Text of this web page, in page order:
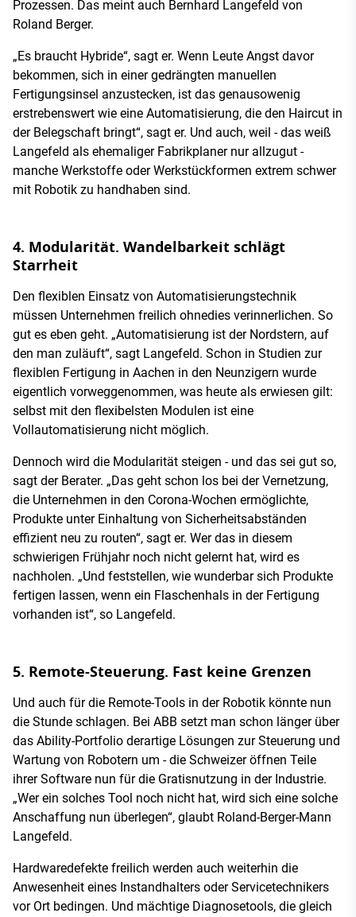
Prozessen. Das meint auch Bernhard Langefeld von
Roland Berger.
„Es braucht Hybride“, sagt er. Wenn Leute Angst davor
bekommen, sich in einer gedrängten manuellen
Fertigungsinsel anzustecken, ist das genausowenig
erstrebenswert wie eine Automatisierung, die den Haircut in
der Belegschaft bringt“, sagt er. Und auch, weil - das weiß
Langefeld als ehemaliger Fabrikplaner nur allzugut -
manche Werkstoffe oder Werkstückformen extrem schwer
mit Robotik zu handhaben sind.
4. Modularität. Wandelbarkeit schlägt
Starrheit
Den flexiblen Einsatz von Automatisierungstechnik
müssen Unternehmen freilich ohnedies verinnerlichen. So
gut es eben geht. „Automatisierung ist der Nordstern, auf
den man zuläuft“, sagt Langefeld. Schon in Studien zur
flexiblen Fertigung in Aachen in den Neunzigern wurde
eigentlich vorweggenommen, was heute als erwiesen gilt:
selbst mit den flexibelsten Modulen ist eine
Vollautomatisierung nicht möglich.
Dennoch wird die Modularität steigen - und das sei gut so,
sagt der Berater. „Das geht schon los bei der Vernetzung,
die Unternehmen in den Corona-Wochen ermöglichte,
Produkte unter Einhaltung von Sicherheitsabständen
effizient neu zu routen“, sagt er. Wer das in diesem
schwierigen Frühjahr noch nicht gelernt hat, wird es
nachholen. „Und feststellen, wie wunderbar sich Produkte
fertigen lassen, wenn ein Flaschenhals in der Fertigung
vorhanden ist“, so Langefeld.
5. Remote-Steuerung. Fast keine Grenzen
Und auch für die Remote-Tools in der Robotik könnte nun
die Stunde schlagen. Bei ABB setzt man schon länger über
das Ability-Portfolio derartige Lösungen zur Steuerung und
Wartung von Robotern um - die Schweizer öffnen Teile
ihrer Software nun für die Gratisnutzung in der Industrie.
„Wer ein solches Tool noch nicht hat, wird sich eine solche
Anschaffung nun überlegen“, glaubt Roland-Berger-Mann
Langefeld.
Hardwaredefekte freilich werden auch weiterhin die
Anwesenheit eines Instandhalters oder Servicetechnikers
vor Ort bedingen. Und mächtige Diagnosetools, die gleich